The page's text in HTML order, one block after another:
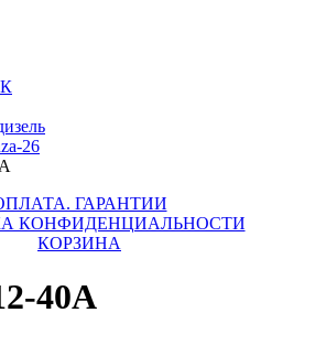
26
ГАРАНТИИ
КОНФИДЕНЦИАЛЬНОСТИ
КОРЗИНА
40А